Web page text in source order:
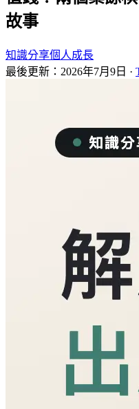
故事
知識分享個人成長
最後更新： 2026年7月9日 ·